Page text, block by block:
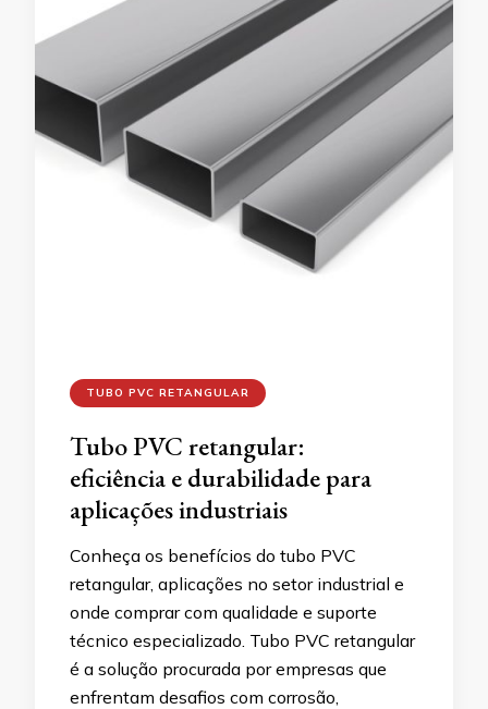
TUBO PVC RETANGULAR
Tubo PVC retangular:
eficiência e durabilidade para
aplicações industriais
Conheça os benefícios do tubo PVC
retangular, aplicações no setor industrial e
onde comprar com qualidade e suporte
técnico especializado. Tubo PVC retangular
é a solução procurada por empresas que
enfrentam desafios com corrosão,